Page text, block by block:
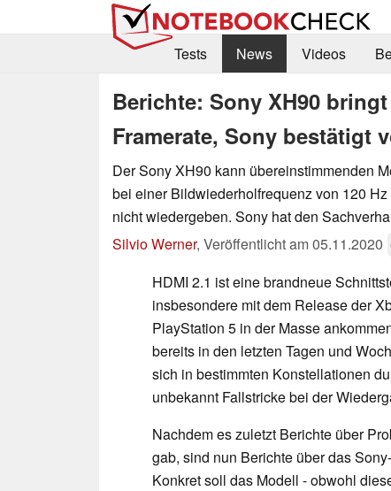
Tests
News Videos
Berichte: Sony XH90
Framerate, Sony bestätigt
Der Sony XH90 kann übereinstimmenden
bei einer Bildwiederholfrequenz von 120
nicht wiedergeben. Sony hat den
Silvio Werner, Veröffentlicht am05.11.2020
HDMI 2.1 ist eine brandneue
insbesondere mit dem Release der
PlayStation 5 in der Masse
bereits in den letzten Tagen und
sich in bestimmten Konstellationen
unbekannt Fallstricke bei der
Nachdem es zuletzt Berichte über
gab, sind nun Berichte über das
Konkret soll das Modell - obwohl